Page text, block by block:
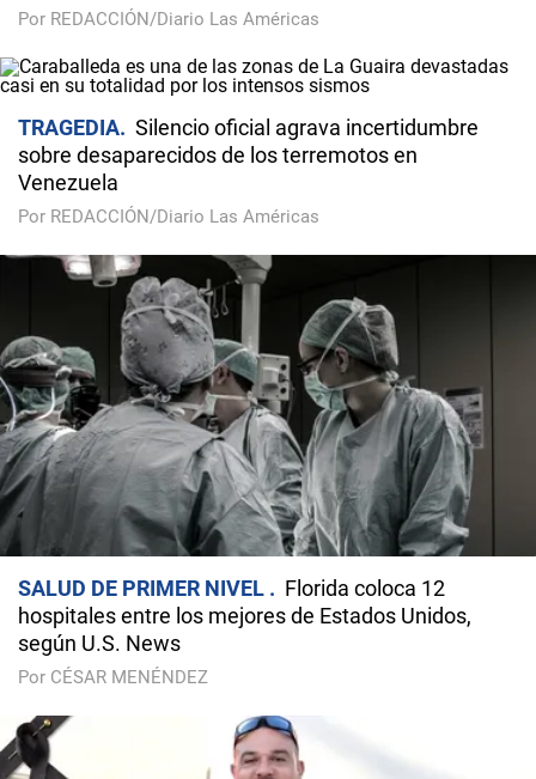
Por REDACCIÓN/Diario Las Américas
TRAGEDIA
Silencio oficial agrava incertidumbre
sobre desaparecidos de los terremotos en
Venezuela
Por REDACCIÓN/Diario Las Américas
SALUD DE PRIMER NIVEL
Florida coloca 12
hospitales entre los mejores de Estados Unidos,
según U.S. News
Por CÉSAR MENÉNDEZ